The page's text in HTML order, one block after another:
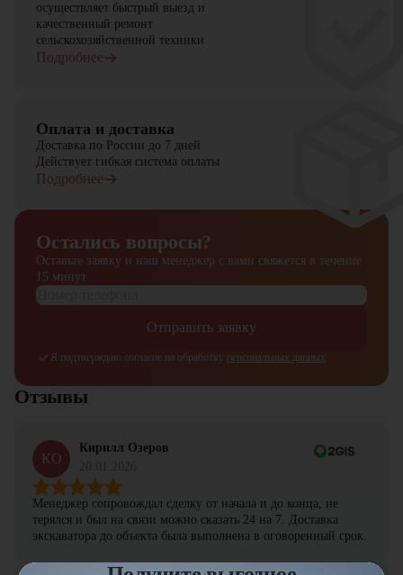
осуществляет быстрый выезд и
качественный ремонт
сельскохозяйственной техники
Подробнее
Оплата и доставка
Доставка по России до 7 дней
Действует гибкая система оплаты
Подробнее
Остались вопросы?
Оставьте заявку и наш менеджер с вами свяжется в течение
15 минут
Отправить заявку
Я подтверждаю согласие на обработку персональных данных
Отзывы
КО
Кирилл Озеров
Менеджер сопровождал сделку от начала и до конца, не
терялся и был на связи можно сказать 24 на 7. Доставка
экскаватора до объекта была выполнена в оговоренный срок.